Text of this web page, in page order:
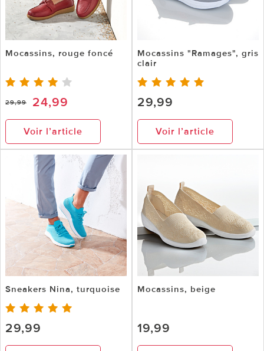
Mocassins, rouge foncé
29,99 24,99
Voir l’article
Mocassins "Ramages", gris
clair
29,99
Voir l’article
Sneakers Nina, turquoise
29,99
Mocassins, beige
19,99